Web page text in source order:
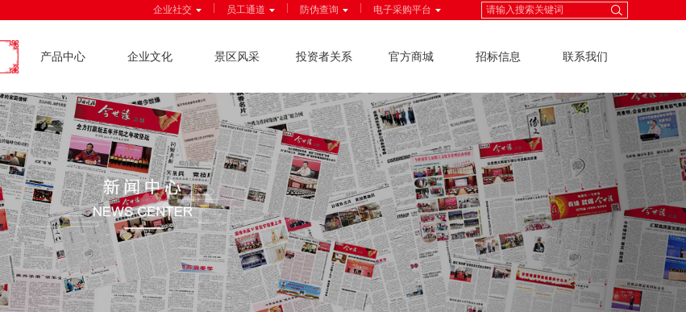
企业社交 员工通道 防伪查询 电子采购平台
产品中心 企业文化 景区风采 投资者关系 官方商城 招标信息 联系我们